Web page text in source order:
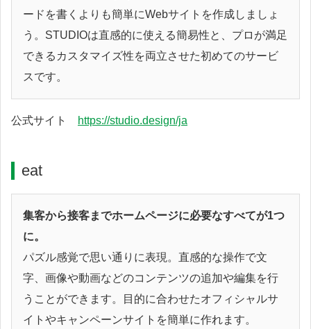
ードを書くよりも簡単にWebサイトを作成しましょ
う。STUDIOは直感的に使える簡易性と、プロが満足
できるカスタマイズ性を両立させた初めてのサービ
スです。
公式サイト https://studio.design/ja
eat
集客から接客までホームページに必要なすべてが1つ
に。
パズル感覚で思い通りに表現。直感的な操作で文
字、画像や動画などのコンテンツの追加や編集を行
うことができます。目的に合わせたオフィシャルサ
イトやキャンペーンサイトを簡単に作れます。